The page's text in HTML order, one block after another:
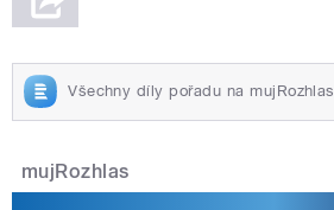
Všechny díly pořadu na mujRozhlas
mujRozhlas